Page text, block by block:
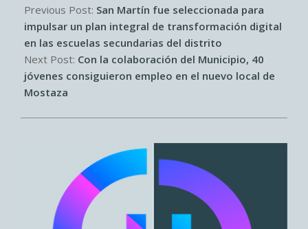
09-
12
Previous Post: San Martín fue seleccionada para
impulsar un plan integral de transformación digital
en las escuelas secundarias del distrito
Next Post: Con la colaboración del Municipio, 40
jóvenes consiguieron empleo en el nuevo local de
Mostaza